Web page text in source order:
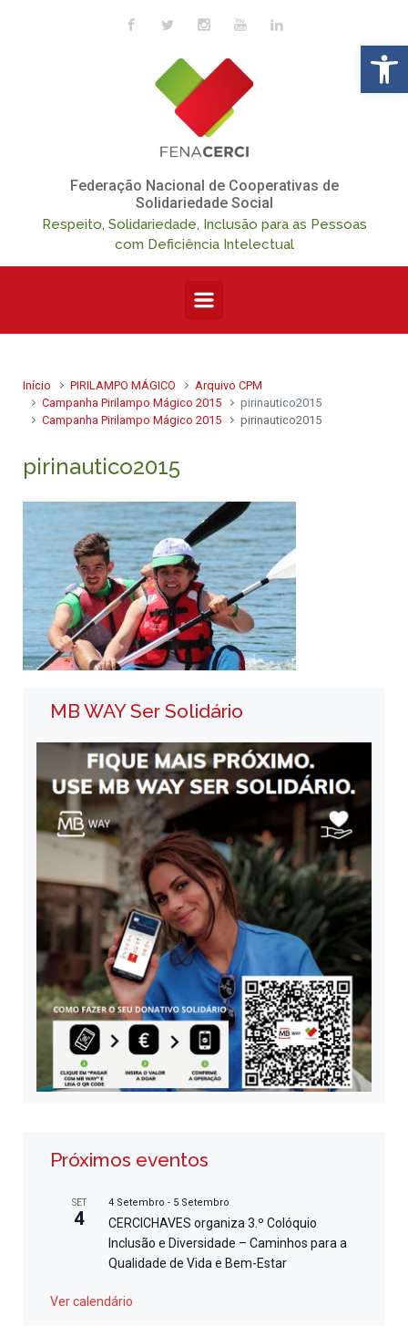
Skip to main content
Federação Nacional de Cooperativas de
Solidariedade Social
Respeito, Solidariedade, Inclusão para as Pessoas
com Deficiência Intelectual
Início PIRILAMPO MÁGICO
Arquivo CPM
Campanha Pirilampo Mágico 2015
pirinautico2015
Campanha Pirilampo Mágico 2015
pirinautico2015
pirinautico2015
MB WAY Ser Solidário
Próximos eventos
SET
4
4 Setembro - 5 Setembro
CERCICHAVES organiza 3.º Colóquio
Inclusão e Diversidade – Caminhos para a
Qualidade de Vida e Bem-Estar
Ver calendário